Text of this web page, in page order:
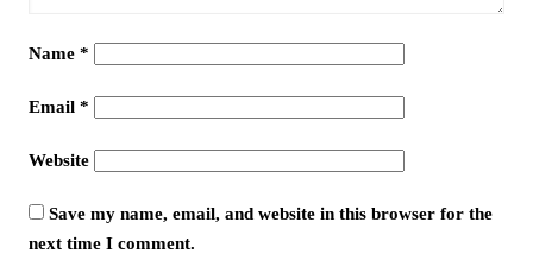
Name *
Email *
Website
Save my name, email, and website in this browser for the
next time I comment.